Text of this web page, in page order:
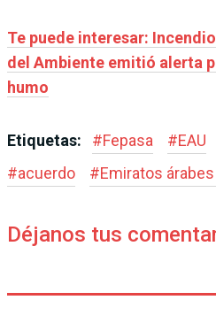
Te puede interesar:
del Ambiente emitió alerta
humo
Etiquetas: #Fepasa #EAU
#acuerdo #Emiratos
Déjanos tus